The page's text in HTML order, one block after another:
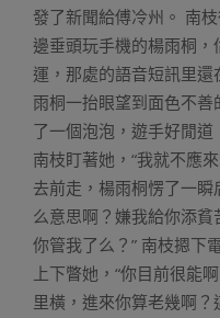
發了新聞給傅冷州。 南
邊垂頭玩手機的楊雨桐
運，那處的語音短訊里
雨桐一抬眼望到面色不
了一個泡泡，遊手好閒道
南枝盯著她，“我就不應
去前走，楊雨桐愣了一
么意思啊？嫌我給你添
你管我了么？” 南枝摁下
上下瞥她，“你目前很能
里橫，進來你算老幾啊